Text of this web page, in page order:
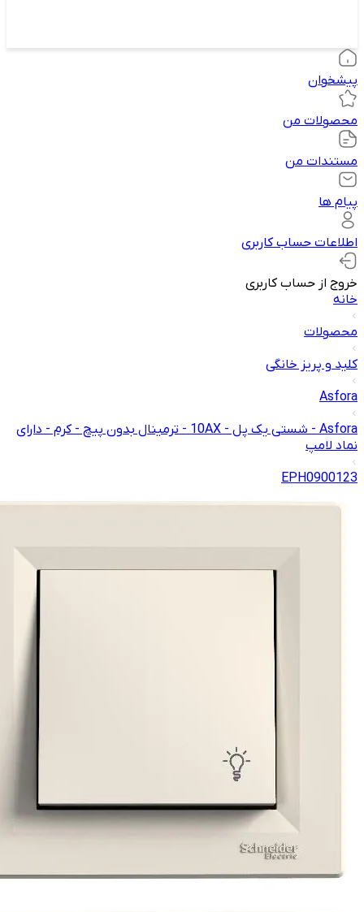
پیشخوان
محصولات من
مستندات من
پیام ها
اطلاعات حساب کاربری
خروج از حساب کاربری
خانه
محصولات
کلید و پریز خانگی
Asfora
Asfora - شستی یک پل - 10AX - ترمینال بدون پیچ - کرم - دارای
نماد لامپ
EPH0900123